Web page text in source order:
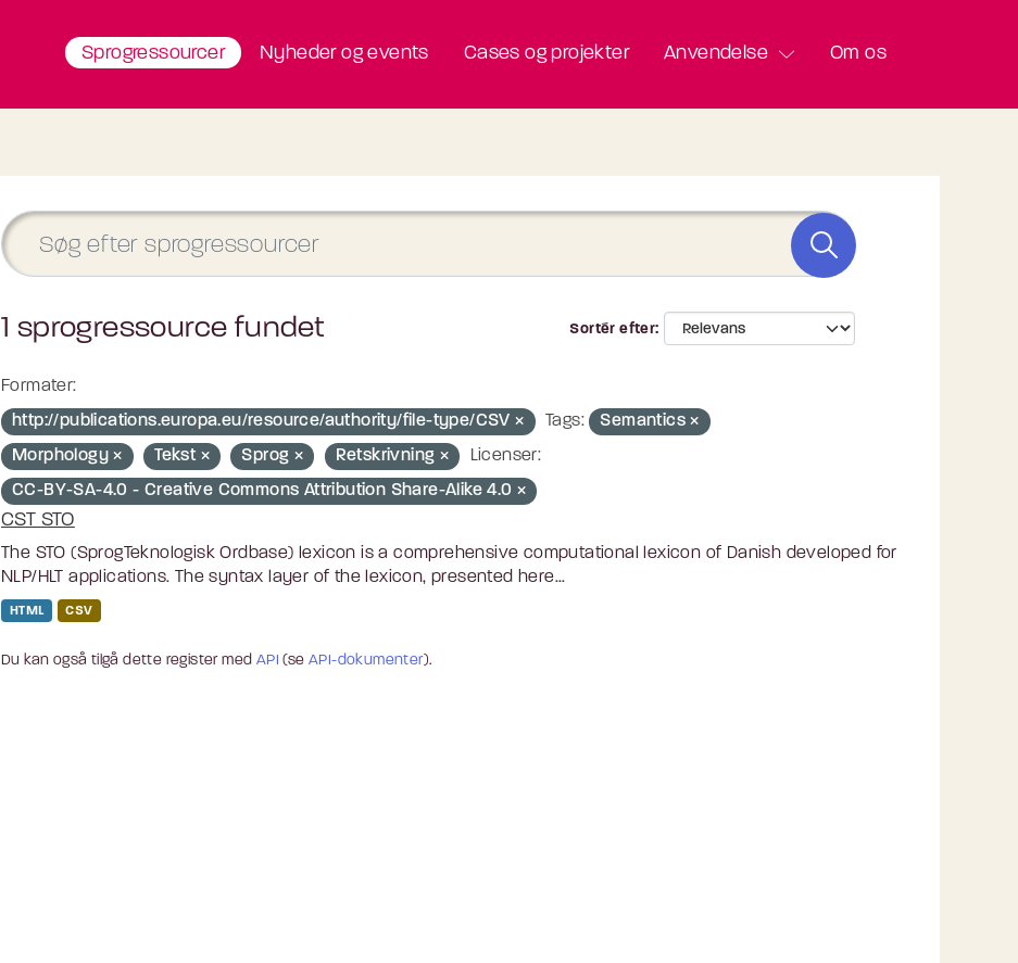
Sprogressourcer Nyheder og events Cases og projekter Anvendelse Om os
Sortér efter
1 sprogressource fundet
Formater:
http://publications.europa.eu/resource/authority/file-type/CSV
Tags:
Semantics
Morphology
Tekst Sprog Retskrivning
Licenser:
CC-BY-SA-4.0 - Creative Commons Attribution Share-Alike 4.0
CST STO
The STO (SprogTeknologisk Ordbase) lexicon is a comprehensive computational lexicon of Danish developed for
NLP/HLT applications. The syntax layer of the lexicon, presented here...
HTML CSV
Du kan også tilgå dette register med API (seAPI-dokumenter).